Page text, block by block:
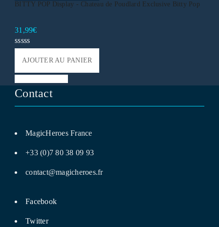
BITTY POP Display - Chateau de Poudlard Exclusive Bitty Pop
31,99€
AJOUTER AU PANIER
Contact
MagicHeroes France
+33 (0)7 80 38 09 93
contact@magicheroes.fr
Facebook
Twitter